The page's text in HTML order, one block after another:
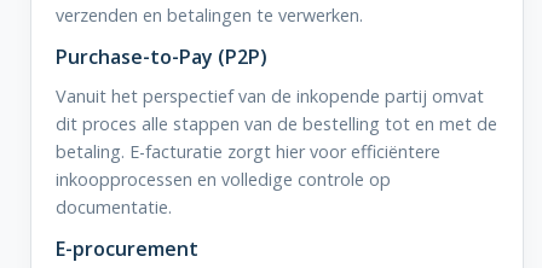
verzenden en betalingen te verwerken.
Purchase-to-Pay (P2P)
Vanuit het perspectief van de inkopende partij omvat
dit proces alle stappen van de bestelling tot en met de
betaling. E-facturatie zorgt hier voor efficiëntere
inkoopprocessen en volledige controle op
documentatie.
E-procurement